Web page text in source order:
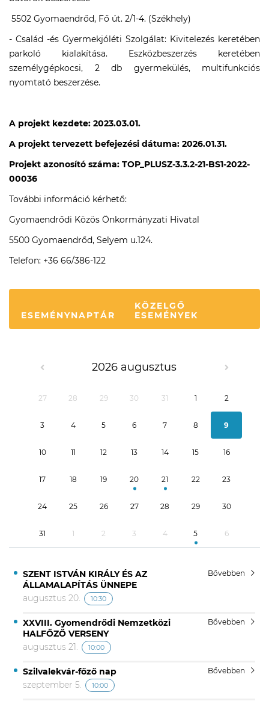
5502 Gyomaendrőd, Fő út. 2/1-4. (Székhely)
- Család -és Gyermekjóléti Szolgálat: Kivitelezés keretében
parkoló kialakítása. Eszközbeszerzés keretében
személygépkocsi, 2 db gyermekülés, multifunkciós
nyomtató beszerzése.
A projekt kezdete: 2023.03.01.
A projekt tervezett befejezési dátuma: 2026.01.31.
Projekt azonosító száma: TOP_PLUSZ-3.3.2-21-BS1-2022-
00036
További információ kérhető:
Gyomaendrődi Közös Önkormányzati Hivatal
5500 Gyomaendrőd, Selyem u.124.
Telefon: +36 66/386-122
ESEMÉNYNAPTÁR
KÖZELGŐ
ESEMÉNYEK
2026 augusztus
27 28 29 30 31 1 2
3 4 5 6 7 8 9
10 11 12 13 14 15 16
17 18 19 20 21 22 23
24 25 26 27 28 29 30
31 1 2 3 4 5 6
SZENT ISTVÁN KIRÁLY ÉS AZ
ÁLLAMALAPÍTÁS ÜNNEPE
Bővebben
augusztus 20. 10:30
XXVIII. Gyomendrődi Nemzetközi
HALFŐZŐ VERSENY
Bővebben
augusztus 21. 10:00
Szilvalekvár-főző nap Bővebben
szeptember 5. 10:00